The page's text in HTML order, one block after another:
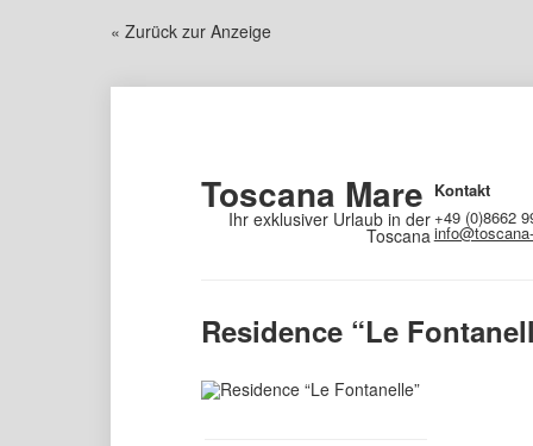
« Zurück zur Anzeige
Toscana Mare
Ihr exklusiver Urlaub in der
Toscana
Kontakt
+49 (0)8662
Residence “Le